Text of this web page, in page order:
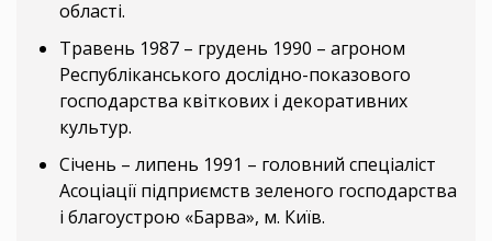
області.
Травень 1987 – грудень 1990 – агроном
Республіканського дослідно-показового
господарства квіткових і декоративних
культур.
Січень – липень 1991 – головний спеціаліст
Асоціації підприємств зеленого господарства
і благоустрою «Барва», м. Київ.